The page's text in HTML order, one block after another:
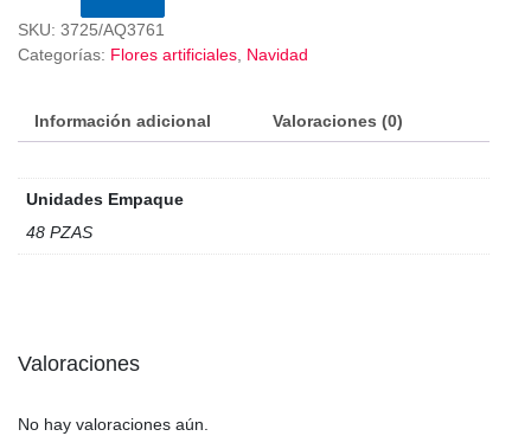
SKU: 3725/AQ3761
Categorías: Flores artificiales Navidad
Información adicional Valoraciones (0)
Unidades Empaque
48 PZAS
Valoraciones
No hay valoraciones aún.